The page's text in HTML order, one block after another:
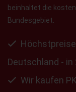
beinhaltet die
Bundesgebiet.
Deutschland - in
Wir kaufen